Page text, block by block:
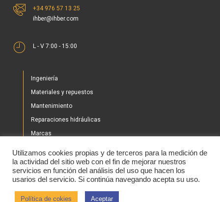
+34 976 57 13 25
ihber@ihber.com
L - V 7:00 - 15:00
Ingeniería
Materiales y repuestos
Mantenimiento
Reparaciones hidráulicas
Marcas
Tienda
Noticias
Utilizamos cookies propias y de terceros para la medición de
la actividad del sitio web con el fin de mejorar nuestros
servicios en función del análisis del uso que hacen los
usarios del servicio. Si continúa navegando acepta su uso.
Política de cokies Aceptar